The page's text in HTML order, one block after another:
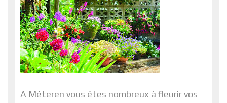
A Méteren vous êtes nombreux à fleurir vos